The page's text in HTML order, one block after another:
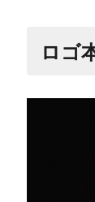
ロゴ